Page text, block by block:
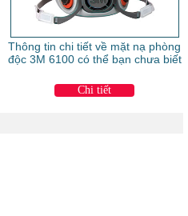
Thông tin chi tiết về mặt nạ phòng
độc 3M 6100 có thể bạn chưa biết
Chi tiết